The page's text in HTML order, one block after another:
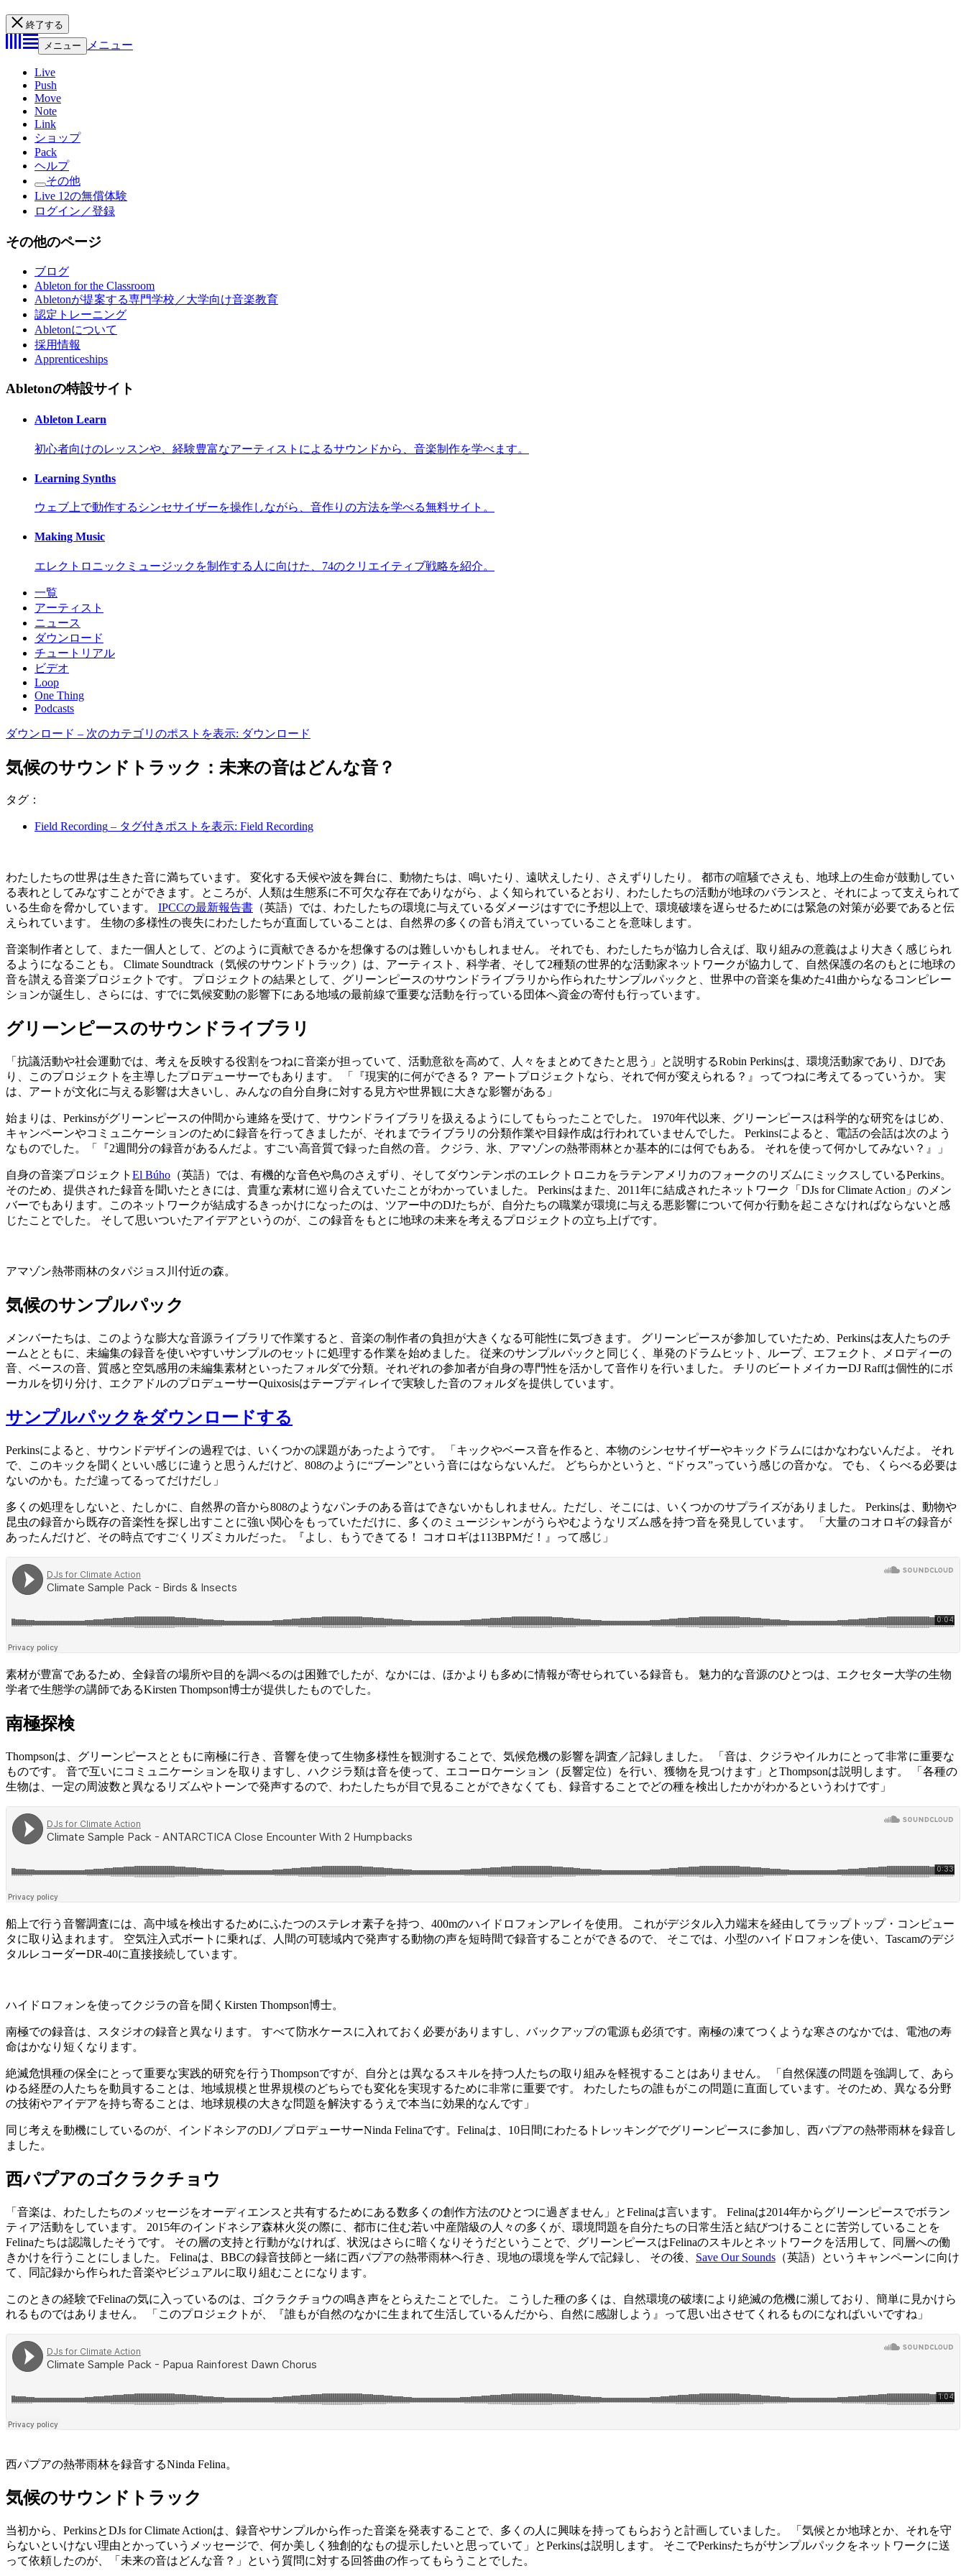
終了する
メニュー
メニュー
Live
Push
Move
Note
Link
ショップ
Pack
ヘルプ
その他
Live 12の無償体験
ログイン／登録
その他のページ
ブログ
Ableton for the Classroom
Abletonが提案する専門学校／大学向け音楽教育
認定トレーニング
Abletonについて
採用情報
Apprenticeships
Abletonの特設サイト
Ableton Learn
初心者向けのレッスンや、経験豊富なアーティストによるサウンドから、音楽制作を学べます。
Learning Synths
ウェブ上で動作するシンセサイザーを操作しながら、音作りの方法を学べる無料サイト。
Making Music
エレクトロニックミュージックを制作する人に向けた、74のクリエイティブ戦略を紹介。
一覧
アーティスト
ニュース
ダウンロード
チュートリアル
ビデオ
Loop
One Thing
Podcasts
ダウンロード – 次のカテゴリのポストを表示: ダウンロード
気候のサウンドトラック：未来の音はどんな音？
タグ：
Field Recording – タグ付きポストを表示: Field Recording
わたしたちの世界は生きた音に満ちています。 変化する天候や波を舞台に、動物たちは、鳴いたり、遠吠えしたり、さえずりしたり。 都市の喧騒でさえも、地球上の生命が鼓動してい
る表れとしてみなすことができます。ところが、人類は生態系に不可欠な存在でありながら、よく知られているとおり、わたしたちの活動が地球のバランスと、それによって支えられて
いる生命を脅かしています。 IPCCの最新報告書 （英語）では、わたしたちの環境に与えているダメージはすでに予想以上で、環境破壊を遅らせるためには緊急の対策が必要であると伝
えられています。 生物の多様性の喪失にわたしたちが直面していることは、自然界の多くの音も消えていっていることを意味します。
音楽制作者として、また一個人として、どのように貢献できるかを想像するのは難しいかもしれません。 それでも、わたしたちが協力し合えば、取り組みの意義はより大きく感じられ
るようになることも。 Climate Soundtrack（気候のサウンドトラック）は、アーティスト、科学者、そして2種類の世界的な活動家ネットワークが協力して、自然保護の名のもとに地球の
音を讃える音楽プロジェクトです。 プロジェクトの結果として、グリーンピースのサウンドライブラリから作られたサンプルパックと、世界中の音楽を集めた41曲からなるコンピレー
ションが誕生し、さらには、すでに気候変動の影響下にある地域の最前線で重要な活動を行っている団体へ資金の寄付も行っています。
グリーンピースのサウンドライブラリ
「抗議活動や社会運動では、考えを反映する役割をつねに音楽が担っていて、活動意欲を高めて、人々をまとめてきたと思う」と説明するRobin Perkinsは、環境活動家であり、DJであ
り、このプロジェクトを主導したプロデューサーでもあります。 「『現実的に何ができる？ アートプロジェクトなら、それで何が変えられる？』ってつねに考えてるっていうか。 実
は、アートが文化に与える影響は大きいし、みんなの自分自身に対する見方や世界観に大きな影響がある」
始まりは、Perkinsがグリーンピースの仲間から連絡を受けて、サウンドライブラリを扱えるようにしてもらったことでした。 1970年代以来、グリーンピースは科学的な研究をはじめ、
キャンペーンやコミュニケーションのために録音を行ってきましたが、それまでライブラリの分類作業や目録作成は行われていませんでした。 Perkinsによると、電話の会話は次のよう
なものでした。「『2週間分の録音があるんだよ。すごい高音質で録った自然の音。 クジラ、氷、アマゾンの熱帯雨林とか基本的には何でもある。 それを使って何かしてみない？』」
自身の音楽プロジェクト El Búho （英語）では、有機的な音色や鳥のさえずり、そしてダウンテンポのエレクトロニカをラテンアメリカのフォークのリズムにミックスしているPerkins。
そのため、提供された録音を聞いたときには、貴重な素材に巡り合えていたことがわかっていました。 Perkinsはまた、2011年に結成されたネットワーク「DJs for Climate Action」のメン
バーでもあります。このネットワークが結成するきっかけになったのは、ツアー中のDJたちが、自分たちの職業が環境に与える悪影響について何か行動を起こさなければならないと感
じたことでした。 そして思いついたアイデアというのが、この録音をもとに地球の未来を考えるプロジェクトの立ち上げです。
アマゾン熱帯雨林のタパジョス川付近の森。
気候のサンプルパック
メンバーたちは、このような膨大な音源ライブラリで作業すると、音楽の制作者の負担が大きくなる可能性に気づきます。 グリーンピースが参加していたため、Perkinsは友人たちのチ
ームとともに、未編集の録音を使いやすいサンプルのセットに処理する作業を始めました。 従来のサンプルパックと同じく、単発のドラムヒット、ループ、エフェクト、メロディーの
音、ベースの音、質感と空気感用の未編集素材といったフォルダで分類。それぞれの参加者が自身の専門性を活かして音作りを行いました。 チリのビートメイカーDJ Raffは個性的にボ
ーカルを切り分け、エクアドルのプロデューサーQuixosisはテープディレイで実験した音のフォルダを提供しています。
サンプルパックをダウンロードする
Perkinsによると、サウンドデザインの過程では、いくつかの課題があったようです。 「キックやベース音を作ると、本物のシンセサイザーやキックドラムにはかなわないんだよ。 それ
で、このキックを聞くといい感じに違うと思うんだけど、808のように“ブーン”という音にはならないんだ。 どちらかというと、“ドゥス”っていう感じの音かな。 でも、くらべる必要は
ないのかも。ただ違ってるってだけだし」
多くの処理をしないと、たしかに、自然界の音から808のようなパンチのある音はできないかもしれません。ただし、そこには、いくつかのサプライズがありました。 Perkinsは、動物や
昆虫の録音から既存の音楽性を探し出すことに強い関心をもっていただけに、多くのミュージシャンがうらやむようなリズム感を持つ音を発見しています。 「大量のコオロギの録音が
あったんだけど、その時点ですごくリズミカルだった。『よし、もうできてる！ コオロギは113BPMだ！』って感じ」
素材が豊富であるため、全録音の場所や目的を調べるのは困難でしたが、なかには、ほかよりも多めに情報が寄せられている録音も。 魅力的な音源のひとつは、エクセター大学の生物
学者で生態学の講師であるKirsten Thompson博士が提供したものでした。
南極探検
Thompsonは、グリーンピースとともに南極に行き、音響を使って生物多様性を観測することで、気候危機の影響を調査／記録しました。 「音は、クジラやイルカにとって非常に重要な
ものです。 音で互いにコミュニケーションを取りますし、ハクジラ類は音を使って、エコーロケーション（反響定位）を行い、獲物を見つけます」とThompsonは説明します。 「各種の
生物は、一定の周波数と異なるリズムやトーンで発声するので、わたしたちが目で見ることができなくても、録音することでどの種を検出したかがわかるというわけです」
船上で行う音響調査には、高中域を検出するためにふたつのステレオ素子を持つ、400mのハイドロフォンアレイを使用。 これがデジタル入力端末を経由してラップトップ・コンピュー
タに取り込まれます。 空気注入式ボートに乗れば、人間の可聴域内で発声する動物の声を短時間で録音することができるので、 そこでは、小型のハイドロフォンを使い、Tascamのデジ
タルレコーダーDR-40に直接接続しています。
ハイドロフォンを使ってクジラの音を聞くKirsten Thompson博士。
南極での録音は、スタジオの録音と異なります。 すべて防水ケースに入れておく必要がありますし、バックアップの電源も必須です。南極の凍てつくような寒さのなかでは、電池の寿
命はかなり短くなります。
絶滅危惧種の保全にとって重要な実践的研究を行うThompsonですが、自分とは異なるスキルを持つ人たちの取り組みを軽視することはありません。 「自然保護の問題を強調して、あら
ゆる経歴の人たちを動員することは、地域規模と世界規模のどちらでも変化を実現するために非常に重要です。 わたしたちの誰もがこの問題に直面しています。そのため、異なる分野
の技術やアイデアを持ち寄ることは、地球規模の大きな問題を解決するうえで本当に効果的なんです」
同じ考えを動機にしているのが、インドネシアのDJ／プロデューサーNinda Felinaです。Felinaは、10日間にわたるトレッキングでグリーンピースに参加し、西パプアの熱帯雨林を録音し
ました。
西パプアのゴクラクチョウ
「音楽は、わたしたちのメッセージをオーディエンスと共有するためにある数多くの創作方法のひとつに過ぎません」とFelinaは言います。 Felinaは2014年からグリーンピースでボラン
ティア活動をしています。 2015年のインドネシア森林火災の際に、都市に住む若い中産階級の人々の多くが、環境問題を自分たちの日常生活と結びつけることに苦労していることを
Felinaたちは認識したそうです。 その層の支持と行動がなければ、状況はさらに暗くなりそうだということで、グリーンピースはFelinaのスキルとネットワークを活用して、同層への働
きかけを行うことにしました。 Felinaは、BBCの録音技師と一緒に西パプアの熱帯雨林へ行き、現地の環境を学んで記録し、 その後、 Save Our Sounds （英語）というキャンペーンに向け
て、同記録から作られた音楽やビジュアルに取り組むことになります。
このときの経験でFelinaの気に入っているのは、ゴクラクチョウの鳴き声をとらえたことでした。 こうした種の多くは、自然環境の破壊により絶滅の危機に瀕しており、簡単に見かけら
れるものではありません。 「このプロジェクトが、『誰もが自然のなかに生まれて生活しているんだから、自然に感謝しよう』って思い出させてくれるものになればいいですね」
西パプアの熱帯雨林を録音するNinda Felina。
気候のサウンドトラック
当初から、PerkinsとDJs for Climate Actionは、録音やサンプルから作った音楽を発表することで、多くの人に興味を持ってもらおうと計画していました。 「気候とか地球とか、それを守
らないといけない理由とかっていうメッセージで、何か美しく独創的なもの提示したいと思っていて」とPerkinsは説明します。 そこでPerkinsたちがサンプルパックをネットワークに送
って依頼したのが、「未来の音はどんな音？」という質問に対する回答曲の作ってもらうことでした。